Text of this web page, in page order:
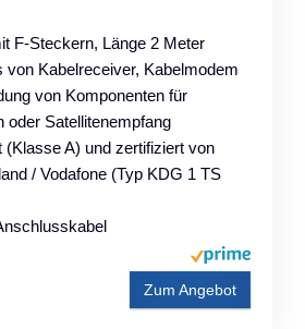
F-Steckern, Länge 2 Meter
von Kabelreceiver, Kabelmodem
von Komponenten für
oder Satellitenempfang
(Klasse A) und zertifiziert von
/ Vodafone (Typ KDG 1 TS
Zum Angebot